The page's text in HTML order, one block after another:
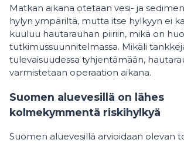
Matkan aikana otetaan vesi- ja
hylyn ympäriltä, mutta itse hylkyyn ei
kuuluu hautarauhan piiriin, mikä on
tutkimussuunnitelmassa. Mikäli
tulevaisuudessa tyhjentämään,
varmistetaan operaation aikana.
Suomen aluevesillä on lähes
kolmekymmentä riskihylkyä
Suomen aluevesillä arvioidaan olevan